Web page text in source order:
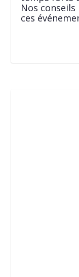
Nos
ces